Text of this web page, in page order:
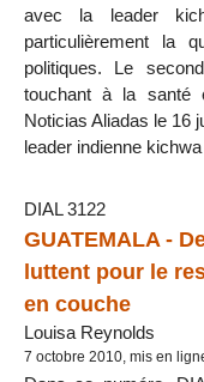
avec la leader
particulièrement la
politiques. Le
touchant à la santé
Noticias Aliadas le 16
leader indienne
DIAL 3122
GUATEMALA -
luttent pour le
en couche
Louisa Reynolds
7 octobre 2010, mis en